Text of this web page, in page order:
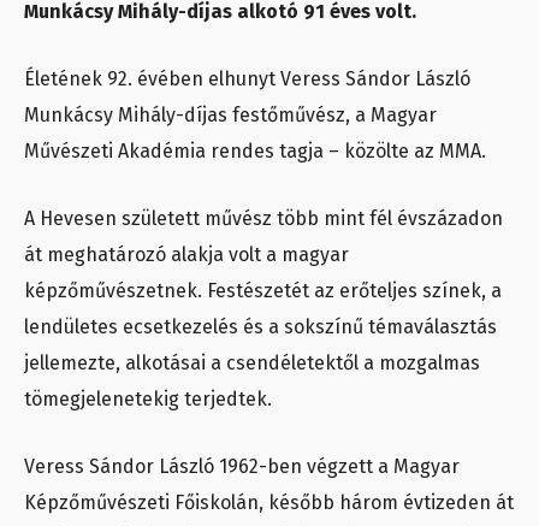
Munkácsy Mihály-díjas alkotó 91 éves volt.
Életének 92. évében elhunyt Veress Sándor László
Munkácsy Mihály-díjas festőművész, a Magyar
Művészeti Akadémia rendes tagja – közölte az MMA.
A Hevesen született művész több mint fél évszázadon
át meghatározó alakja volt a magyar
képzőművészetnek. Festészetét az erőteljes színek, a
lendületes ecsetkezelés és a sokszínű témaválasztás
jellemezte, alkotásai a csendéletektől a mozgalmas
tömegjelenetekig terjedtek.
Veress Sándor László 1962-ben végzett a Magyar
Képzőművészeti Főiskolán, később három évtizeden át